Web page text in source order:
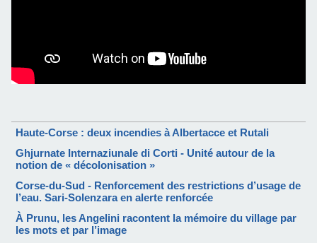
Haute-Corse : deux incendies à Albertacce et Rutali
Ghjurnate Internaziunale di Corti - Unité autour de la
notion de « décolonisation »
Corse-du-Sud - Renforcement des restrictions d’usage de
l’eau. Sari-Solenzara en alerte renforcée
À Prunu, les Angelini racontent la mémoire du village par
les mots et par l’image